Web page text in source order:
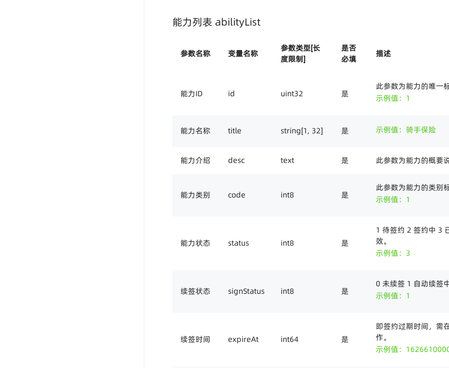
能力列表 abilityList
参数名称 变量名称
参数类型[长
度限制]
是否
必填
描述
能力ID id uint32 是
此参数为能力的唯一
示例值：1
能力名称 title string[1, 32] 是 示例值：骑手保险
能力介绍 desc text 是 此参数为能力的概要
能力类别 code int8 是
此参数为能力的类别
示例值：1
能力状态 status int8 是
1 待签约 2 签约中 3
效。
示例值：3
续签状态 signStatus int8 是
0 未续签 1 自动续签中
示例值：1
续签时间 expireAt int64 是
即签约过期时间，需
作。
示例值：